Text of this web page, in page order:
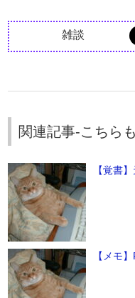
雑談
関連記事-こちら
【覚書
【メモ